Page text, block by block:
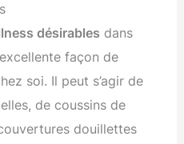
désirables dans
façon de
soi. Il peut s’agir de
de coussins de
douillettes